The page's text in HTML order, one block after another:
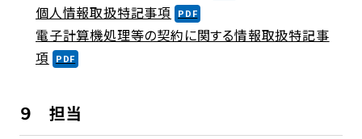
個人情報取扱特記事項
電子計算機処理等の契約に関する情報取扱特記事
項
９ 担当